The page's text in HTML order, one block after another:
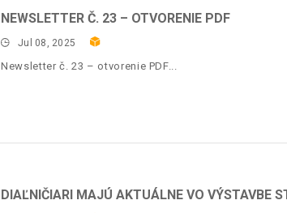
NEWSLETTER Č. 23 – OTVORENIE PDF
Jul 08, 2025
Newsletter č. 23 – otvorenie PDF
DIAĽNIČIARI MAJÚ AKTUÁLNE VO VÝSTAVBE